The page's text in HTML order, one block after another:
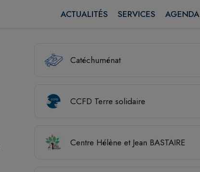
ACTUALITÉS SERVICES AGENDA
Catéchuménat
CCFD Terre solidaire
Centre Hélène et Jean BASTAIRE